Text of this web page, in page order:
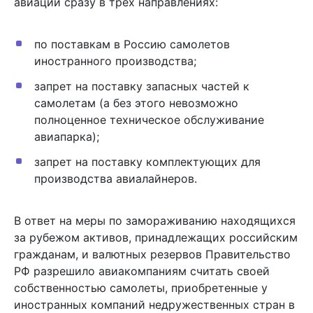
по поставкам в Россию самолетов
иностранного производства;
запрет на поставку запасных частей к
самолетам (а без этого невозможно
полноценное техническое обслуживание
авиапарка);
запрет на поставку комплектующих для
производства авиалайнеров.
В ответ на меры по замораживанию находящихся
за рубежом активов, принадлежащих российским
гражданам, и валютных резервов Правительство
РФ разрешило авиакомпаниям считать своей
собственностью самолеты, приобретенные у
иностранных компаний недружественных стран в